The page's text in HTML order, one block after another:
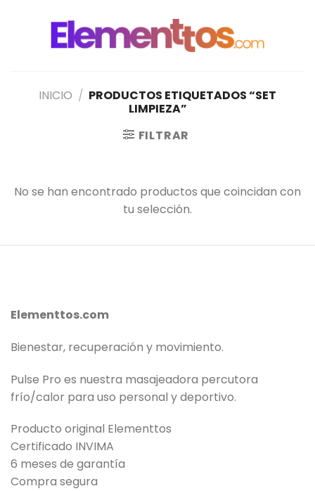
INICIO / PRODUCTOS ETIQUETADOS “SET
LIMPIEZA”
FILTRAR
No se han encontrado productos que coincidan con
tu selección.
Elementtos.com
Bienestar, recuperación y movimiento.
Pulse Pro es nuestra masajeadora percutora
frío/calor para uso personal y deportivo.
Producto original Elementtos
Certificado INVIMA
6 meses de garantía
Compra segura